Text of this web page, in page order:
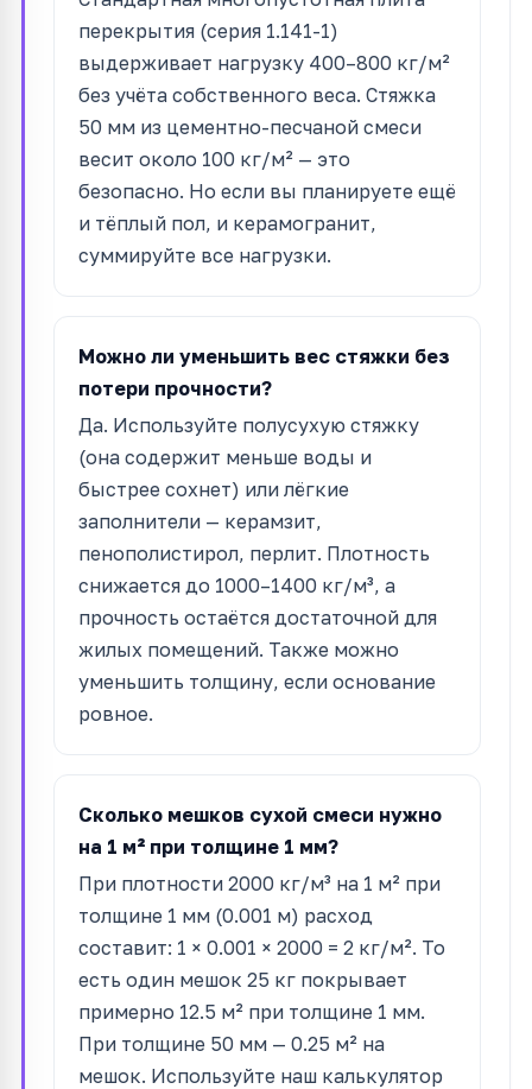
перекрытия (серия 1.141-1)
выдерживает нагрузку 400–800 кг/м²
без учёта собственного веса. Стяжка
50 мм из цементно-песчаной смеси
весит около 100 кг/м² — это
безопасно. Но если вы планируете ещё
и тёплый пол, и керамогранит,
суммируйте все нагрузки.
Можно ли уменьшить вес стяжки без
потери прочности?
Да. Используйте полусухую стяжку
(она содержит меньше воды и
быстрее сохнет) или лёгкие
заполнители — керамзит,
пенополистирол, перлит. Плотность
снижается до 1000–1400 кг/м³, а
прочность остаётся достаточной для
жилых помещений. Также можно
уменьшить толщину, если основание
ровное.
Сколько мешков сухой смеси нужно
на 1 м² при толщине 1 мм?
При плотности 2000 кг/м³ на 1 м² при
толщине 1 мм (0.001 м) расход
составит: 1 × 0.001 × 2000 = 2 кг/м². То
есть один мешок 25 кг покрывает
примерно 12.5 м² при толщине 1 мм.
При толщине 50 мм — 0.25 м² на
мешок. Используйте наш калькулятор